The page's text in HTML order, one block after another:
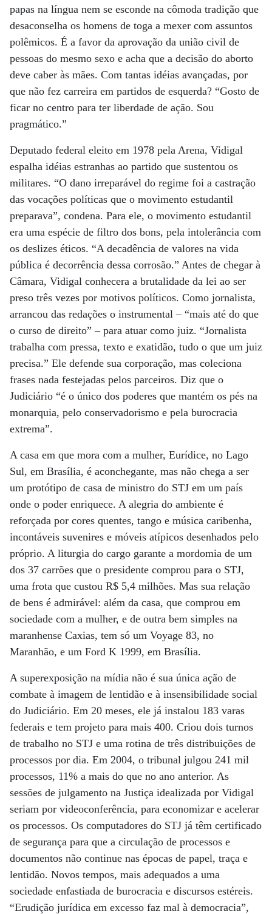
papas na língua nem se esconde na cômoda tradição que
desaconselha os homens de toga a mexer com assuntos
polêmicos. É a favor da aprovação da união civil de
pessoas do mesmo sexo e acha que a decisão do aborto
deve caber às mães. Com tantas idéias avançadas, por
que não fez carreira em partidos de esquerda? “Gosto de
ficar no centro para ter liberdade de ação. Sou
pragmático.”
Deputado federal eleito em 1978 pela Arena, Vidigal
espalha idéias estranhas ao partido que sustentou os
militares. “O dano irreparável do regime foi a castração
das vocações políticas que o movimento estudantil
preparava”, condena. Para ele, o movimento estudantil
era uma espécie de filtro dos bons, pela intolerância com
os deslizes éticos. “A decadência de valores na vida
pública é decorrência dessa corrosão.” Antes de chegar à
Câmara, Vidigal conhecera a brutalidade da lei ao ser
preso três vezes por motivos políticos. Como jornalista,
arrancou das redações o instrumental – “mais até do que
o curso de direito” – para atuar como juiz. “Jornalista
trabalha com pressa, texto e exatidão, tudo o que um juiz
precisa.” Ele defende sua corporação, mas coleciona
frases nada festejadas pelos parceiros. Diz que o
Judiciário “é o único dos poderes que mantém os pés na
monarquia, pelo conservadorismo e pela burocracia
extrema”.
A casa em que mora com a mulher, Eurídice, no Lago
Sul, em Brasília, é aconchegante, mas não chega a ser
um protótipo de casa de ministro do STJ em um país
onde o poder enriquece. A alegria do ambiente é
reforçada por cores quentes, tango e música caribenha,
incontáveis suvenires e móveis atípicos desenhados pelo
próprio. A liturgia do cargo garante a mordomia de um
dos 37 carrões que o presidente comprou para o STJ,
uma frota que custou R$ 5,4 milhões. Mas sua relação
de bens é admirável: além da casa, que comprou em
sociedade com a mulher, e de outra bem simples na
maranhense Caxias, tem só um Voyage 83, no
Maranhão, e um Ford K 1999, em Brasília.
A superexposição na mídia não é sua única ação de
combate à imagem de lentidão e à insensibilidade social
do Judiciário. Em 20 meses, ele já instalou 183 varas
federais e tem projeto para mais 400. Criou dois turnos
de trabalho no STJ e uma rotina de três distribuições de
processos por dia. Em 2004, o tribunal julgou 241 mil
processos, 11% a mais do que no ano anterior. As
sessões de julgamento na Justiça idealizada por Vidigal
seriam por videoconferência, para economizar e acelerar
os processos. Os computadores do STJ já têm certificado
de segurança para que a circulação de processos e
documentos não continue nas épocas de papel, traça e
lentidão. Novos tempos, mais adequados a uma
sociedade enfastiada de burocracia e discursos estéreis.
“Erudição jurídica em excesso faz mal à democracia”,